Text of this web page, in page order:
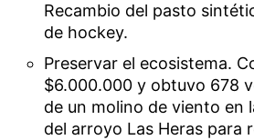
Recambio del pasto
de hockey.
Preservar el ecosistema.
$6.000.000 y obtuvo 678
de un molino de viento en
del arroyo Las Heras para